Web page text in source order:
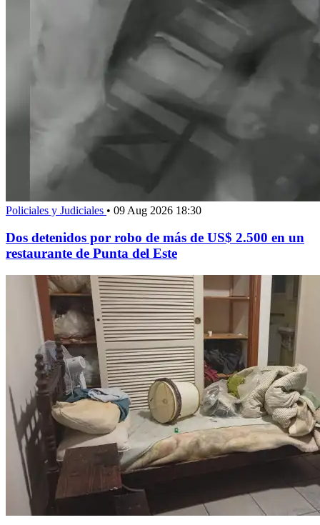
Policiales y Judiciales • 09 Aug 2026 18:30
Dos detenidos por robo de más de US$ 2.500 en un
restaurante de Punta del Este